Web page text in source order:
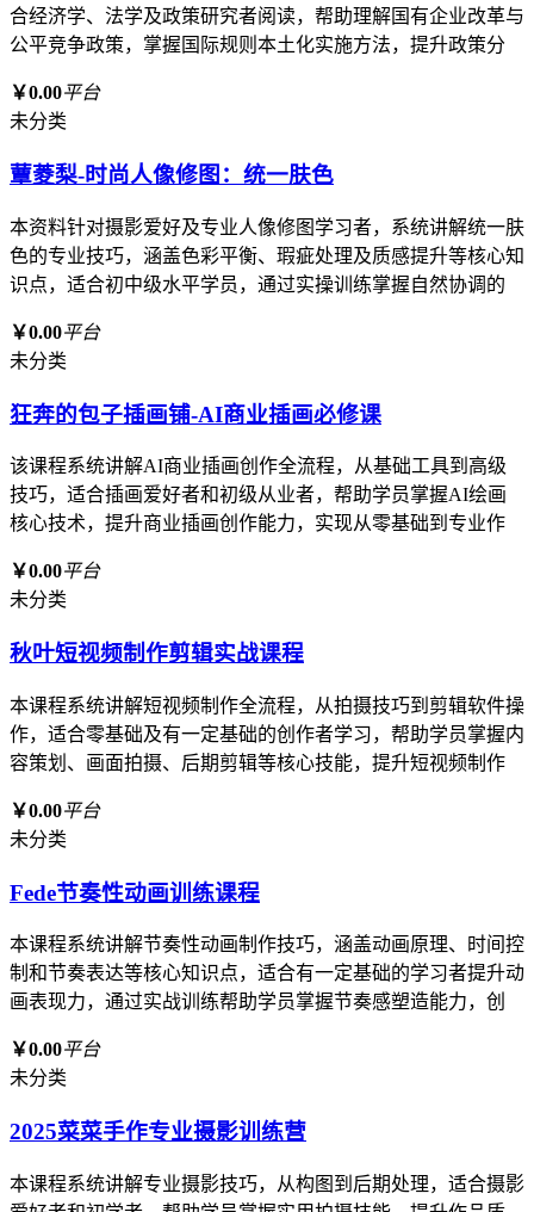
合经济学、法学及政策研究者阅读，帮助理解国有企业改革与
公平竞争政策，掌握国际规则本土化实施方法，提升政策分
￥0.00平台
未分类
蕈菱梨-时尚人像修图：统一肤色
本资料针对摄影爱好及专业人像修图学习者，系统讲解统一肤
色的专业技巧，涵盖色彩平衡、瑕疵处理及质感提升等核心知
识点，适合初中级水平学员，通过实操训练掌握自然协调的
￥0.00平台
未分类
狂奔的包子插画铺-AI商业插画必修课
该课程系统讲解AI商业插画创作全流程，从基础工具到高级
技巧，适合插画爱好者和初级从业者，帮助学员掌握AI绘画
核心技术，提升商业插画创作能力，实现从零基础到专业作
￥0.00平台
未分类
秋叶短视频制作剪辑实战课程
本课程系统讲解短视频制作全流程，从拍摄技巧到剪辑软件操
作，适合零基础及有一定基础的创作者学习，帮助学员掌握内
容策划、画面拍摄、后期剪辑等核心技能，提升短视频制作
￥0.00平台
未分类
Fede节奏性动画训练课程
本课程系统讲解节奏性动画制作技巧，涵盖动画原理、时间控
制和节奏表达等核心知识点，适合有一定基础的学习者提升动
画表现力，通过实战训练帮助学员掌握节奏感塑造能力，创
￥0.00平台
未分类
2025菜菜手作专业摄影训练营
本课程系统讲解专业摄影技巧，从构图到后期处理，适合摄影